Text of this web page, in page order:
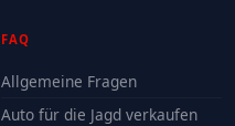
FAQ
Allgemeine Fragen
Auto für die Jagd verkaufen